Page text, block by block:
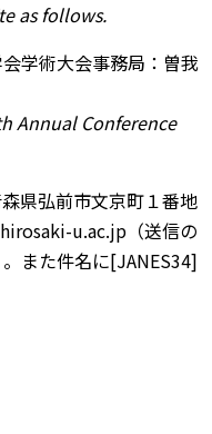
as follows.
学術⼤会事務局：曽我
Annual Conference
県弘前市⽂京町１番地
u.ac.jp（送信の
また件名に[JANES34]